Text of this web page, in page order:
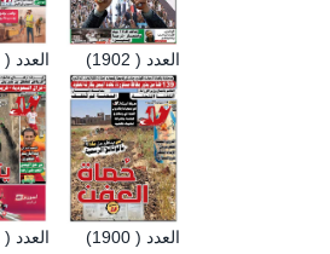
العدد ( 1903) العدد ( 1902)
العدد ( 1901) العدد ( 1900)